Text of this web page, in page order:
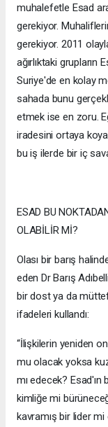
muhalefetle Esad
gerekiyor.
gerekiyor. 2011
ağırlıktaki grupların
Suriye'de en kolay
sahada bunu
etmek ise en zoru.
iradesini ortaya
bu iş ilerde bir iç
ESAD BU
OLABİLİR Mİ?
Olası bir barış
eden Dr Barış
bir dost ya da
ifadeleri kullandı:
“İlişkilerin yeniden
mu olacak yoksa
mı edecek? Esad'ın
kimliğe mi
kavramış bir lider